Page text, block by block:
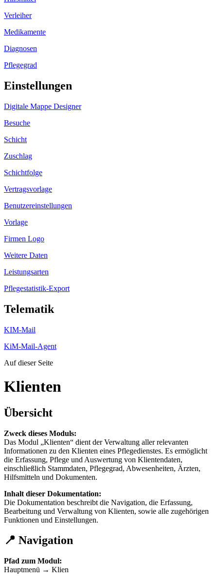
Verleiher
Medikamente
Diagnosen
Pflegegrad
Einstellungen
Digitale Mappe Designer
Besuche
Schicht
Zuschlag
Schichtfolge
Vertragsvorlage
Benutzereinstellungen
Vorlage
Firmen Logo
Weitere Daten
Leistungsarten
Pflegestatistik-Export
Telematik
KIM-Mail
KiM-Mail-Agent
Auf dieser Seite
Klienten
Übersicht
Zweck dieses Moduls:
Das Modul „Klienten“ dient der Verwaltung aller relevanten
Informationen zu den Klienten eines Pflegedienstes. Es ermöglicht
die Erfassung, Pflege und Auswertung von Klientendaten,
einschließlich Stammdaten, Pflegegrad, Abwesenheiten, Ärzten,
Hilfsmitteln und Dokumenten.
Inhalt dieser Dokumentation:
Die Dokumentation beschreibt die Navigation, die Erfassung,
Bearbeitung und Verwaltung von Klienten, sowie alle zugehörigen
Funktionen und Einstellungen.
📍 Navigation
Pfad zum Modul:
Hauptmenü → Klien